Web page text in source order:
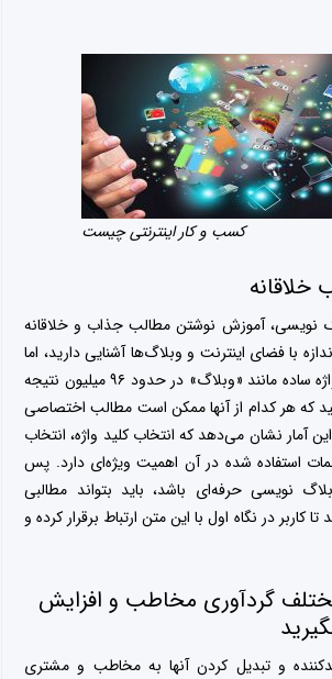
کسب و کار اینترنتی چیست
نویسی، آموزش نوشتن مطالب جذاب و خلاقانه
با فضای اینترنت و وبلاگ‌ها آشنایی دارید، اما
با جستجوی یک کلیدواژه ساده مانند «وبلاگ» در حدود ۹۶ میلیون نتیجه
که هر کدام از آنها ممکن است مطالب اختصاصی
آمار نشان می‌دهد که انتخاب کلید واژه، انتخاب
استفاده شده در آن اهمیت ویژه‌ای دارد. پس
نویسی حرفه‌ای باشد، باید بتواند مطالبی
کاربر در نگاه اول با این متن ارتباط برقرار کرده و
گردآوری مخاطب و افزایش
و تبدیل کردن آنها به مخاطب و مشتری